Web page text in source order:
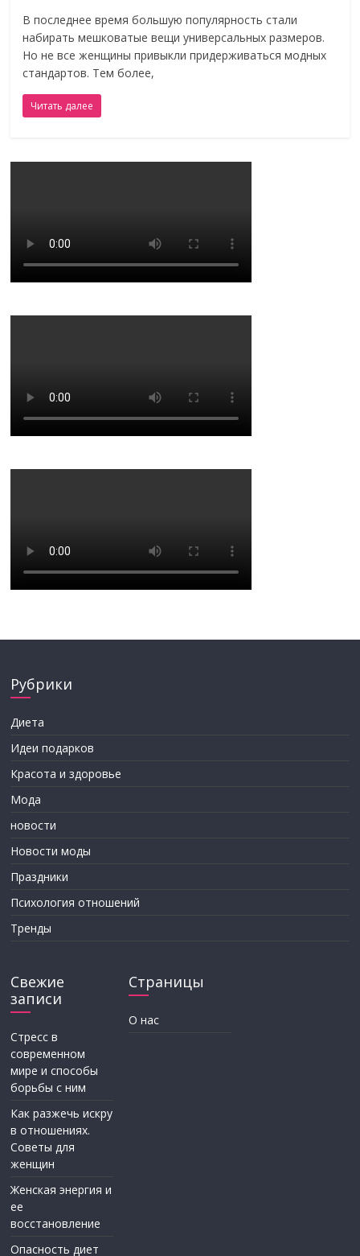
В последнее время большую популярность стали
набирать мешковатые вещи универсальных размеров.
Но не все женщины привыкли придерживаться модных
стандартов. Тем более,
Читать далее
Рубрики
Диета
Идеи подарков
Красота и здоровье
Мода
новости
Новости моды
Праздники
Психология отношений
Тренды
Свежие
записи
Стресс в
современном
мире и способы
борьбы с ним
Как разжечь искру
в отношениях.
Советы для
женщин
Женская энергия и
ее
восстановление
Опасность диет
Страницы
О нас